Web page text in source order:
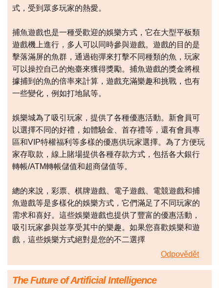
式，受到眾多玩家的熱愛。
捕魚遊戲也是一種受歡迎的娛樂方式，它在大型平板類
遊戲機上進行，多人可以同時參與遊戲。遊戲的目的是
擊落滿屏的魚群，通過砲彈來打擊不同種類的魚，玩家
可以操控自己的炮臺來獲得獎勵。捕魚遊戲的獎金將根
據捕到的魚的倍率來計算，遊戲充滿樂趣和挑戰，也有
一些變化，例如打地鼠等。
娛樂城為了吸引玩家，提供了各種優惠活動。新會員可
以選擇不同的好禮，如體驗金、首存禮等，還有會員專
區和VIP特權福利等多樣的優惠供玩家選擇。為了方便玩
家存取款，線上賭場提供各種存款方式，包括各大銀行
轉帳/ATM轉帳儲值和超商儲值等。
總的來說，彩票、棋牌遊戲、電子遊戲、電競遊戲和捕
魚遊戲等是多樣化的娛樂方式，它們滿足了不同玩家的
需求和喜好。這些娛樂遊戲也提供了豐富的優惠活動，
吸引玩家參與並享受其中的樂趣。如果您喜歡娛樂和遊
戲，這些娛樂方式絕對是您的不二選擇
Odpovědět
The Future of Artificial Intelligence